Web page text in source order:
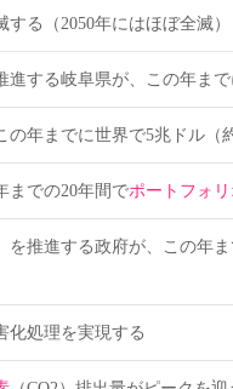
する（2050年にはほぼ全滅）
進する岐阜県が、この年ま
の年までに世界で5兆ドル（
までの20年間でポートフォ
」を推進する政府が、この年
化処理を実現する